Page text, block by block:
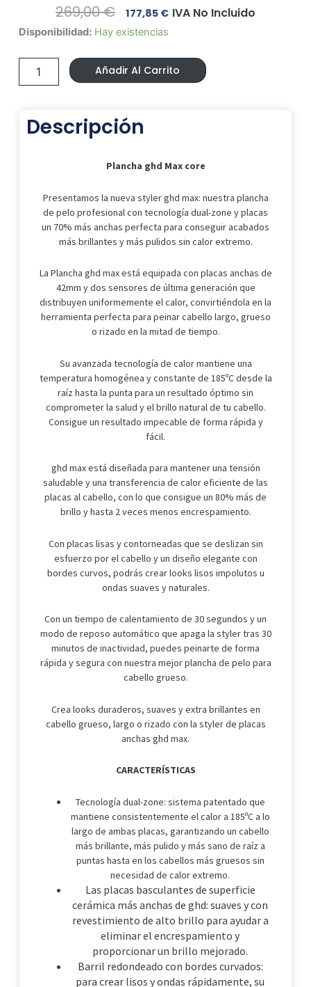
269,00€ El
Precio
Original
Era:
269,00 €.
177,85 €El
Es:
177,85 €.
IVA No Incluido
Disponibilidad: Hay existencias
Plancha
Max
core
cantidad
Añadir Al Carrito
Descripción
Plancha ghd Max core
Presentamos la nueva styler ghd max: nuestra plancha
de pelo profesional con tecnología dual-zone y placas
un 70% más anchas perfecta para conseguir acabados
más brillantes y más pulidos sin calor extremo.
La Plancha ghd max está equipada con placas anchas de
42mm y dos sensores de última generación que
distribuyen uniformemente el calor, convirtiéndola en la
herramienta perfecta para peinar cabello largo, grueso
o rizado en la mitad de tiempo.
Su avanzada tecnología de calor mantiene una
temperatura homogénea y constante de 185ºC desde la
raíz hasta la punta para un resultado óptimo sin
comprometer la salud y el brillo natural de tu cabello.
Consigue un resultado impecable de forma rápida y
fácil.
ghd max está diseñada para mantener una tensión
saludable y una transferencia de calor eficiente de las
placas al cabello, con lo que consigue un 80% más de
brillo y hasta 2 veces menos encrespamiento.
Con placas lisas y contorneadas que se deslizan sin
esfuerzo por el cabello y un diseño elegante con
bordes curvos, podrás crear looks lisos impolutos u
ondas suaves y naturales.
Con un tiempo de calentamiento de 30 segundos y un
modo de reposo automático que apaga la styler tras 30
minutos de inactividad, puedes peinarte de forma
rápida y segura con nuestra mejor plancha de pelo para
cabello grueso.
Crea looks duraderos, suaves y extra brillantes en
cabello grueso, largo o rizado con la styler de placas
anchas ghd max.
CARACTERÍSTICAS
Tecnología dual-zone: sistema patentado que
mantiene consistentemente el calor a 185ºC a lo
largo de ambas placas, garantizando un cabello
más brillante, más pulido y más sano de raíz a
puntas hasta en los cabellos más gruesos sin
necesidad de calor extremo.
Las placas basculantes de superficie
cerámica más anchas de ghd: suaves y con
revestimiento de alto brillo para ayudar a
eliminar el encrespamiento y
proporcionar un brillo mejorado.
Barril redondeado con bordes curvados:
para crear lisos y ondas rápidamente, su